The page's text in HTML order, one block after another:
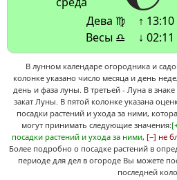
Дева ♍
Весы ♎
↑ 13:10
↓ 02:11
В лунном календаре огородника и
колонке указано число месяца и день
день и фаза луны. В третьей - Луна в
закат Луны. В пятой колонке указана
посадки растений и ухода за ними,
могут принимать следующие значения:
посадки растений и ухода за ними, [−] не
Более подробно о посадке растений в
периоде для дел в огороде Вы можете
последней